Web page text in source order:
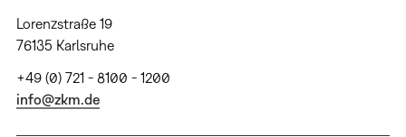
Lorenzstraße 19
76135 Karlsruhe
+49 (0) 721 - 8100 - 1200
info@zkm.de